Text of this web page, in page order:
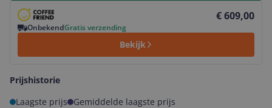
€ 609,00
OnbekendGratis verzending
Bekijk
Bekijk product
Prijshistorie
Laagste prijs
Gemiddelde laagste prijs